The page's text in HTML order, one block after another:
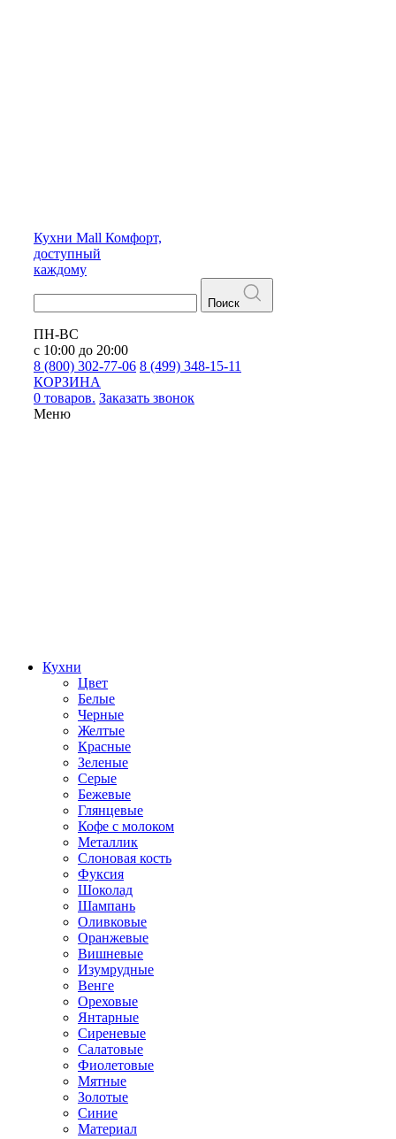
Кухни Mall Комфорт,
доступный
каждому
Поиск
ПН-ВС
с 10:00 до 20:00
8 (800) 302-77-06 8 (499) 348-15-11
КОРЗИНА
0 товаров. Заказать звонок
Меню
Кухни
Цвет
Белые
Черные
Желтые
Красные
Зеленые
Серые
Бежевые
Глянцевые
Кофе с молоком
Металлик
Слоновая кость
Фуксия
Шоколад
Шампань
Оливковые
Оранжевые
Вишневые
Изумрудные
Венге
Ореховые
Янтарные
Сиреневые
Салатовые
Фиолетовые
Мятные
Золотые
Синие
Материал